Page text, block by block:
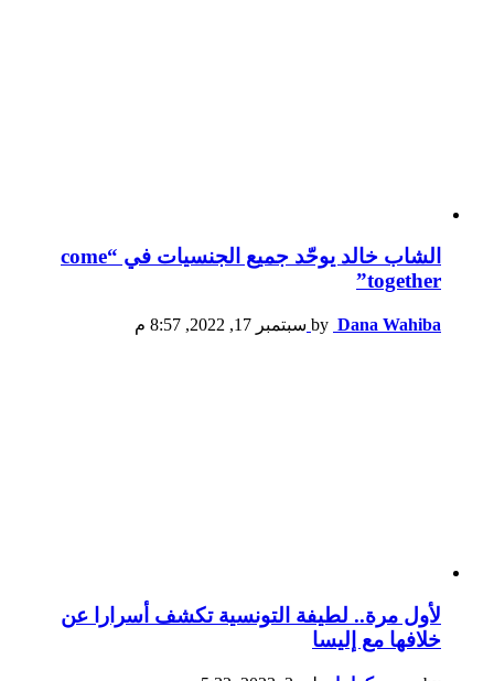
الشاب خالد يوحّد جميع الجنسيات في “come
together”
by Dana Wahiba سبتمبر 17, 2022, 8:57 م
لأول مرة.. لطيفة التونسية تكشف أسرارا عن
خلافها مع إليسا